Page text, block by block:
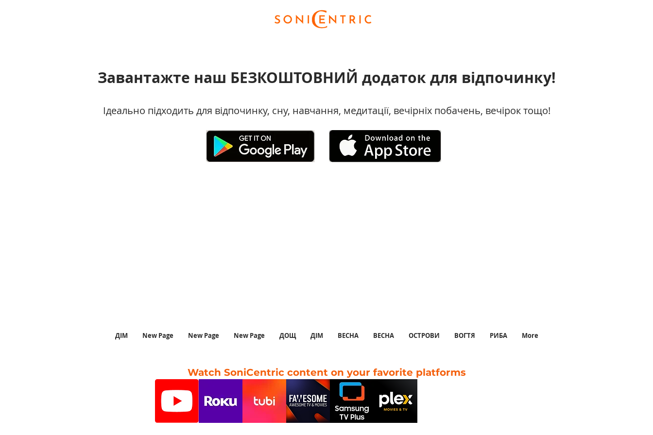
Завантажте наш БЕЗКОШТОВНИЙ додаток для відпочинку!
Ідеально підходить для відпочинку, сну, навчання, медитації, вечірніх побачень, вечірок тощо!
ДІМ New Page New Page New Page ДОЩ ДІМ ВЕСНА ВЕСНА ОСТРОВИ ВОГТЯ РИБА More
Watch SoniCentric content on your favorite platforms